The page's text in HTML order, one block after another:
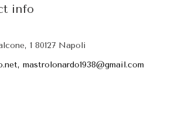
info
1 80127 Napoli
mastrolonardo1938@gmail.com